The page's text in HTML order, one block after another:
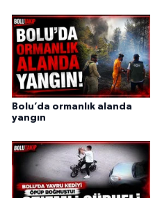
Bolu’da ormanlık alanda
yangın